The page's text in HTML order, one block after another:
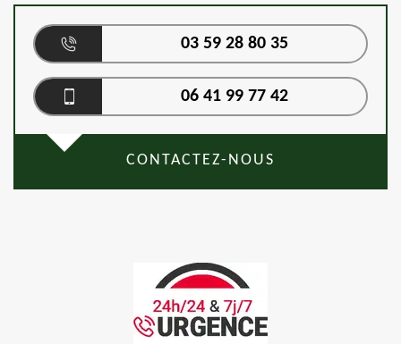
03 59 28 80 35
06 41 99 77 42
CONTACTEZ-NOUS